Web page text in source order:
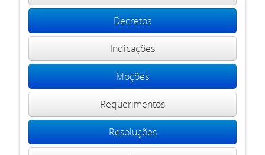
Decretos
Indicações
Moções
Requerimentos
Resoluções